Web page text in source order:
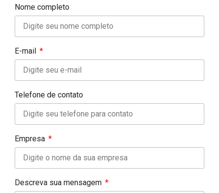
Nome completo
E-mail
Telefone de contato
Empresa
Descreva sua mensagem